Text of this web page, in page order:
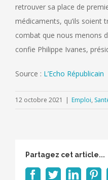
retrouver sa place de
médicaments, qu’ils soient
combat que nous menons
confie Philippe Ivanes,
Source : L’Echo Républicain
12 octobre 2021 | Emploi,
Partagez cet article...
Facebook
Twitter